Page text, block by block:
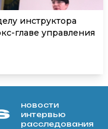
инструктора
главе управления
новости
интервью
расследования